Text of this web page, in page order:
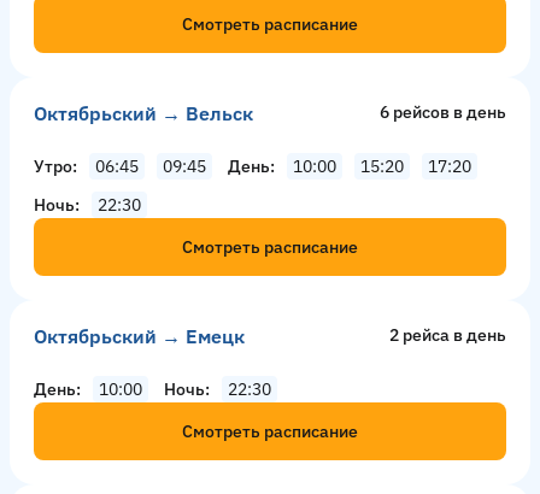
Смотреть расписание
Октябрьский → Вельск 6 рейсов в день
Утро 06:45 09:45 День 10:00 15:20
17:20
Ночь
22:30
Смотреть расписание
Октябрьский → Емецк 2 рейсa в день
День 10:00 Ночь
22:30
Смотреть расписание